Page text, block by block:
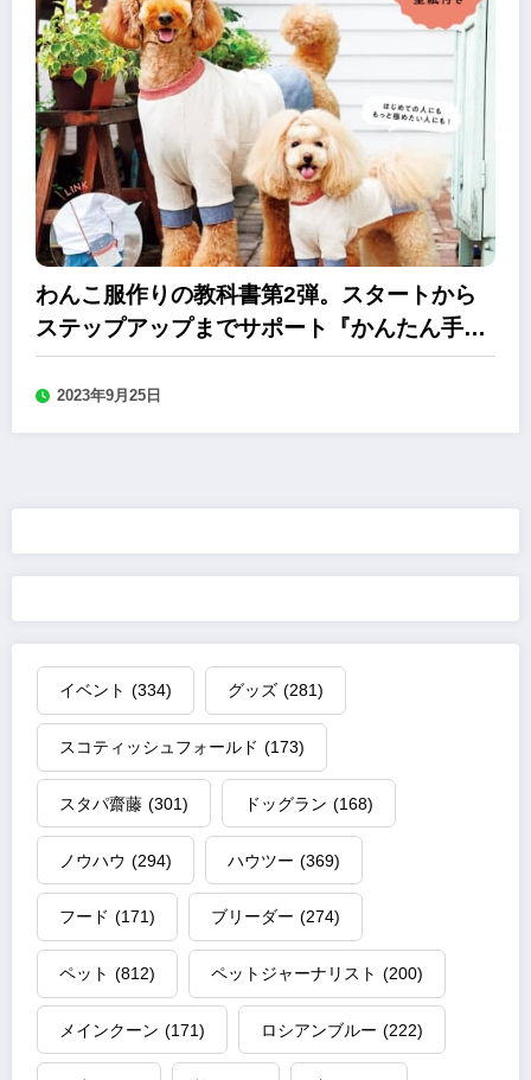
わんこ服作りの教科書第2弾。スタートから
ステップアップまでサポート『かんたん手作
りわんこ服』
2023年9月25日
イベント (334) グッズ (281)
スコティッシュフォールド (173)
スタパ齋藤 (301) ドッグラン (168)
ノウハウ (294) ハウツー (369)
フード (171) ブリーダー (274)
ペット (812) ペットジャーナリスト (200)
メインクーン (171) ロシアンブルー (222)